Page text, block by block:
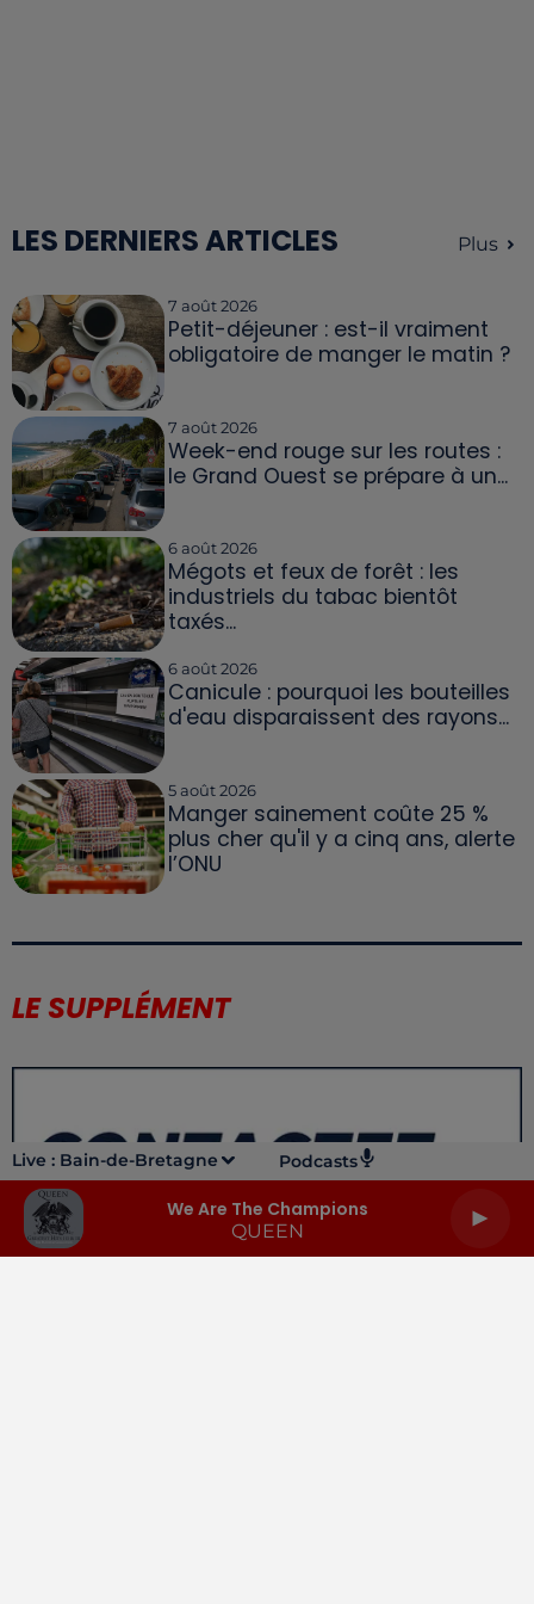
Live : Bain-de-Bretagne Podcasts
We Are The Champions
QUEEN
LES DERNIERS ARTICLES Plus
7 août 2026
Petit-déjeuner : est-il vraiment
obligatoire de manger le matin ?
7 août 2026
Week-end rouge sur les routes :
le Grand Ouest se prépare à un...
6 août 2026
Mégots et feux de forêt : les
industriels du tabac bientôt
taxés...
6 août 2026
Canicule : pourquoi les bouteilles
d'eau disparaissent des rayons...
5 août 2026
Manger sainement coûte 25 %
plus cher qu'il y a cinq ans, alerte
l’ONU
LE SUPPLÉMENT